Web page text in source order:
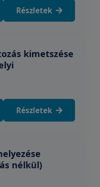
Részletek
kimetszése
Részletek
nélkül)